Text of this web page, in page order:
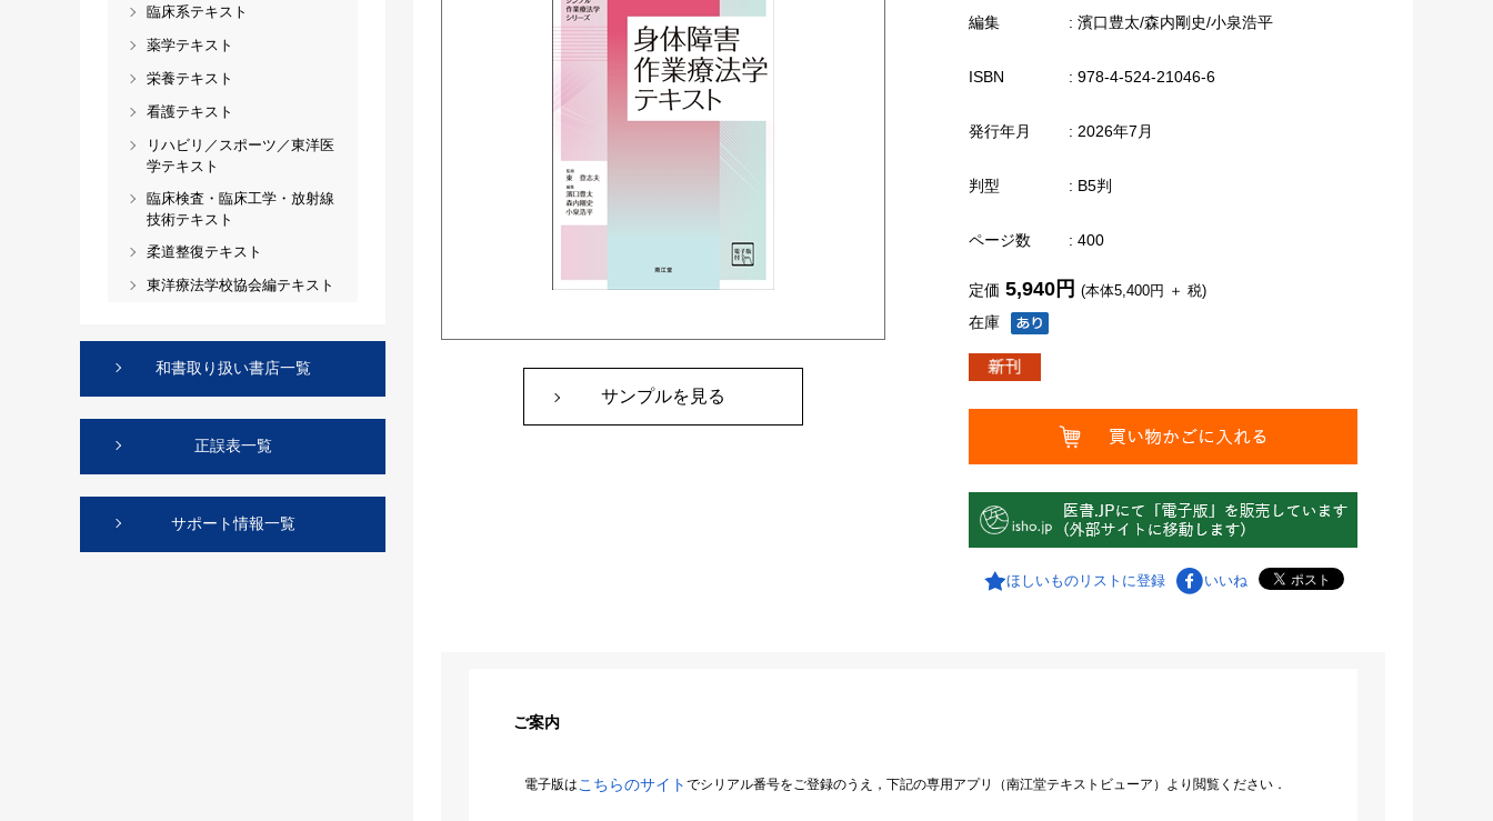
サンプルを見る
編集 : 濱口豊太/森内剛史/小泉浩平
ISBN : 978-4-524-21046-6
発行年月 : 2026年7月
判型 : B5判
ページ数 : 400
在庫
定価 5,940円 (本体5,400円 ＋ 税)
ほしいものリストに登録 いいね
ご案内
電子版は こちらのサイト でシリアル番号をご登録のうえ，下記の専用アプリ（南江堂テキストビューア）より閲覧ください．
臨床系テキスト
薬学テキスト
栄養テキスト
看護テキスト
リハビリ／スポーツ／東洋医
学テキスト
臨床検査・臨床工学・放射線
技術テキスト
柔道整復テキスト
東洋療法学校協会編テキスト
和書取り扱い書店一覧
正誤表一覧
サポート情報一覧